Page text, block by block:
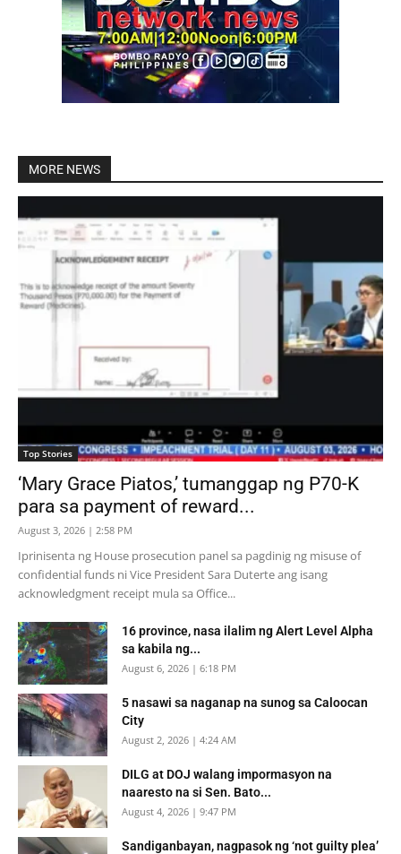
MORE NEWS
Top Stories
‘Mary Grace Piatos,’ tumanggap ng P70-K
para sa payment of reward...
August 3, 2026 | 2:58 PM
Iprinisenta ng House prosecution panel sa pagdinig ng misuse of
confidential funds ni Vice President Sara Duterte ang isang
acknowledgment receipt mula sa Office...
16 province, nasa ilalim ng Alert Level Alpha
sa kabila ng...
August 6, 2026 | 6:18 PM
5 nasawi sa naganap na sunog sa Caloocan
City
August 2, 2026 | 4:24 AM
DILG at DOJ walang impormasyon na
naaresto na si Sen. Bato...
August 4, 2026 | 9:47 PM
Sandiganbayan, nagpasok ng ‘not guilty plea’